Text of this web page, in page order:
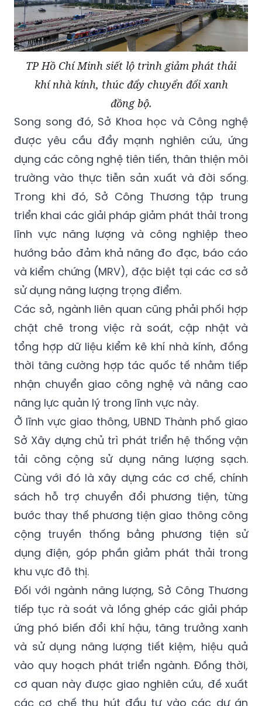
TP Hồ Chí Minh siết lộ trình giảm phát thải
khí nhà kính, thúc đẩy chuyển đổi xanh
đồng bộ.
Song song đó, Sở Khoa học và Công nghệ
được yêu cầu đẩy mạnh nghiên cứu, ứng
dụng các công nghệ tiên tiến, thân thiện môi
trường vào thực tiễn sản xuất và đời sống.
Trong khi đó, Sở Công Thương tập trung
triển khai các giải pháp giảm phát thải trong
lĩnh vực năng lượng và công nghiệp theo
hướng bảo đảm khả năng đo đạc, báo cáo
và kiểm chứng (MRV), đặc biệt tại các cơ sở
sử dụng năng lượng trọng điểm.
Các sở, ngành liên quan cũng phải phối hợp
chặt chẽ trong việc rà soát, cập nhật và
tổng hợp dữ liệu kiểm kê khí nhà kính, đồng
thời tăng cường hợp tác quốc tế nhằm tiếp
nhận chuyển giao công nghệ và nâng cao
năng lực quản lý trong lĩnh vực này.
Ở lĩnh vực giao thông, UBND Thành phố giao
Sở Xây dựng chủ trì phát triển hệ thống vận
tải công cộng sử dụng năng lượng sạch.
Cùng với đó là xây dựng các cơ chế, chính
sách hỗ trợ chuyển đổi phương tiện, từng
bước thay thế phương tiện giao thông công
cộng truyền thống bằng phương tiện sử
dụng điện, góp phần giảm phát thải trong
khu vực đô thị.
Đối với ngành năng lượng, Sở Công Thương
tiếp tục rà soát và lồng ghép các giải pháp
ứng phó biến đổi khí hậu, tăng trưởng xanh
và sử dụng năng lượng tiết kiệm, hiệu quả
vào quy hoạch phát triển ngành. Đồng thời,
cơ quan này được giao nghiên cứu, đề xuất
các cơ chế thu hút đầu tư vào các dự án